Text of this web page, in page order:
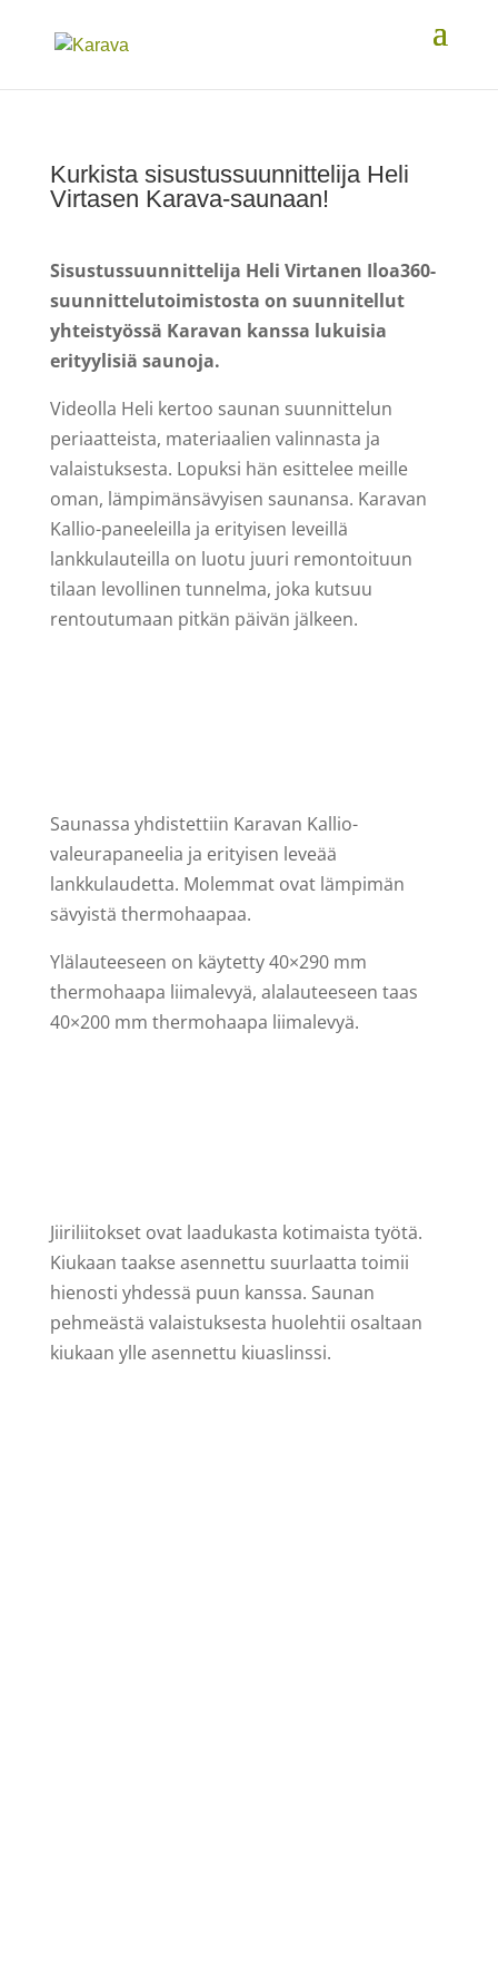
Kurkista sisustussuunnittelija Heli
Virtasen Karava-saunaan!
Sisustussuunnittelija Heli Virtanen Iloa360-
suunnittelutoimistosta on suunnitellut
yhteistyössä Karavan kanssa lukuisia
erityylisiä saunoja.
Videolla Heli kertoo saunan suunnittelun
periaatteista, materiaalien valinnasta ja
valaistuksesta. Lopuksi hän esittelee meille
oman, lämpimänsävyisen saunansa. Karavan
Kallio-paneeleilla ja erityisen leveillä
lankkulauteilla on luotu juuri remontoituun
tilaan levollinen tunnelma, joka kutsuu
rentoutumaan pitkän päivän jälkeen.
Saunassa yhdistettiin Karavan Kallio-
valeurapaneelia ja erityisen leveää
lankkulaudetta. Molemmat ovat lämpimän
sävyistä thermohaapaa.
Ylälauteeseen on käytetty 40×290 mm
thermohaapa liimalevyä, alalauteeseen taas
40×200 mm thermohaapa liimalevyä.
Jiiriliitokset ovat laadukasta kotimaista työtä.
Kiukaan taakse asennettu suurlaatta toimii
hienosti yhdessä puun kanssa. Saunan
pehmeästä valaistuksesta huolehtii osaltaan
kiukaan ylle asennettu kiuaslinssi.